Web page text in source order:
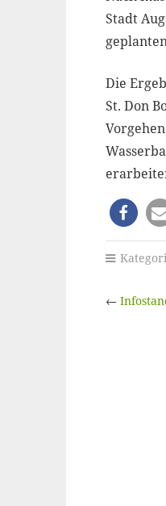
Stadt
Die
St. Don
←